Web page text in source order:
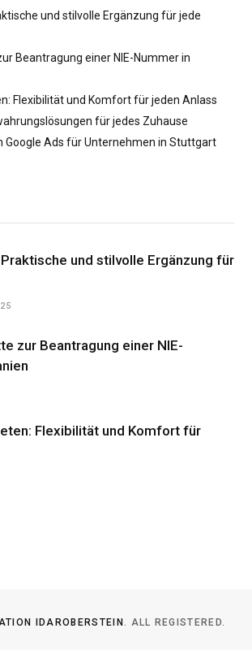
und stilvolle Ergänzung für jede
Beantragung einer NIE-Nummer in
Flexibilität und Komfort für jeden Anlass
für jedes Zuhause
Google Ads für Unternehmen in Stuttgart
und stilvolle Ergänzung für
zur Beantragung einer NIE-
Flexibilität und Komfort für
IDAROBERSTEIN . ALL REGISTERED.